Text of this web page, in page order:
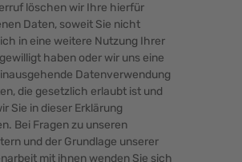
löschen wir Ihre hierfür
Daten, soweit Sie nicht
in eine weitere Nutzung Ihrer
haben oder wir uns eine
Datenverwendung
die gesetzlich erlaubt ist und
Sie in dieser Erklärung
Bei Fragen zu unseren
und der Grundlage unserer
mit ihnen wenden Sie sich